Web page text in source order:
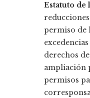
Estatuto de
permiso de
derechos
ampliación
permisos